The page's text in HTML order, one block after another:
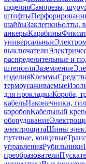
изделияСаморезы,
штифты
шайбыЗаклепкиБолты,
анкерыКарабины
универсальные
выключатели
распределительные и
штепселиЗаземление
изделияКлеммы
термоусаживаемые
для прокладкиКороба,
кабельНаконечники,
коробовКабельный
оборудование
электрощитаШины
путевые, концевые
управленияРубильники
преобразователи